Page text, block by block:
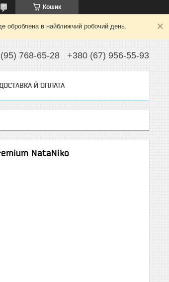
Кошик
оброблена в найближчий робочий день.
768-65-28 +380 (67) 956-55-93
ДОСТАВКА Й ОПЛАТА
NataNiko